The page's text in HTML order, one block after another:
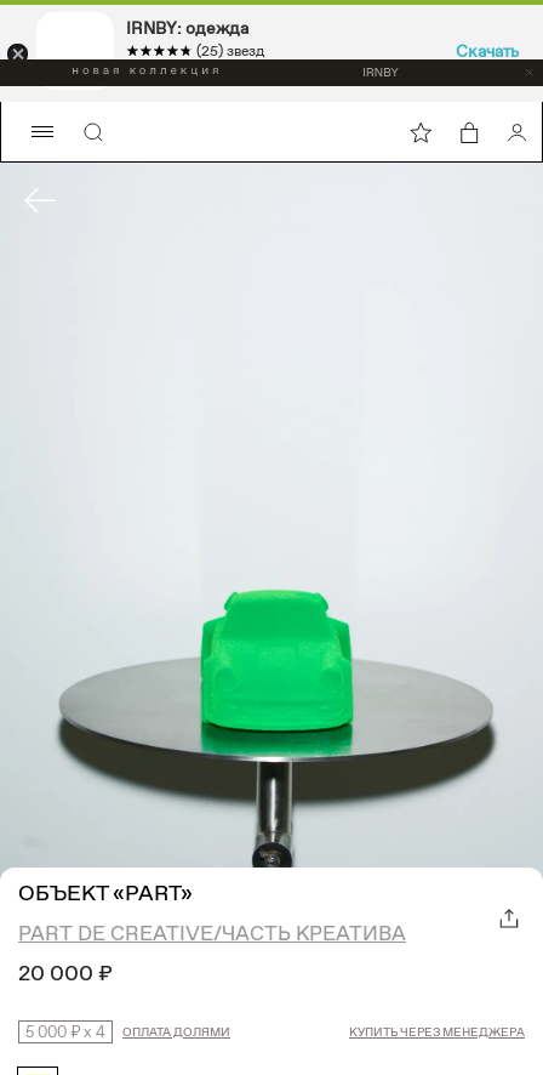
ОБЪЕКТ «PART»
PART DE CREATIVE/ЧАСТЬ КРЕАТИВА
20 000 ₽
5 000 ₽x 4 ОПЛАТА ДОЛЯМИ КУПИТЬ ЧЕРЕЗ МЕНЕДЖЕРА
IRNBY: одежда
☆☆☆☆☆
★★★★★ (25) звезд
Sport & casual, аксессуары
Скачать